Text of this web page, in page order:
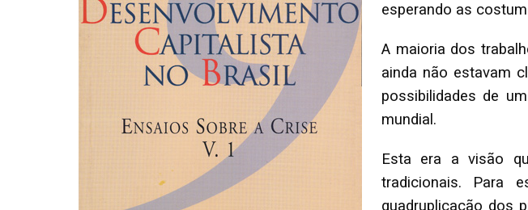
esperando as
A maioria dos
ainda não estavam
possibilidades de
mundial.
Esta era a visão
tradicionais. Para
quadruplicação dos